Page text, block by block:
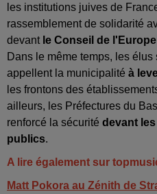
les institutions juives de
rassemblement de solidarité
devant le Conseil de
Dans le même temps, les
appellent la municipalité à
les frontons des
ailleurs, les Préfectures du
renforcé la sécurité devant
publics.
A lire également sur
Matt Pokora au Zénith de